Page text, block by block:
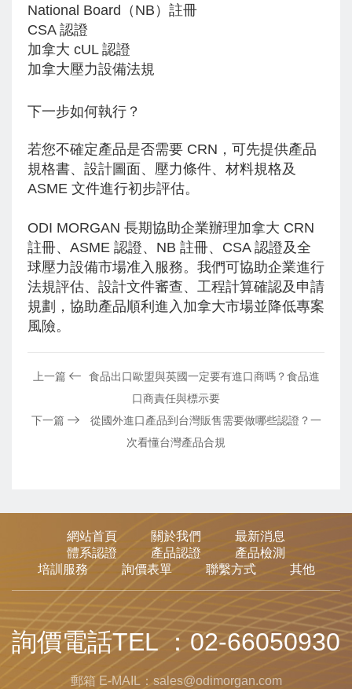
National Board（NB）註冊
CSA 認證
加拿大 cUL 認證
加拿大壓力設備法規
下一步如何執行？
若您不確定產品是否需要 CRN，可先提供產品
規格書、設計圖面、壓力條件、材料規格及
ASME 文件進行初步評估。
ODI MORGAN 長期協助企業辦理加拿大 CRN
註冊、ASME 認證、NB 註冊、CSA 認證及全
球壓力設備市場准入服務。我們可協助企業進行
法規評估、設計文件審查、工程計算確認及申請
規劃，協助產品順利進入加拿大市場並降低專案
風險。
上一篇
​食品出口歐盟與英國一定要有進口商嗎？食品進
口商責任與標示要
下一篇
從國外進口產品到台灣販售需要做哪些認證？一
次看懂台灣產品合規
網站首頁 關於我們
最新消息
體系認證
產品認證
產品檢測
培訓服務
詢價表單 聯繫方式 其他
詢價電話TEL ：02-66050930
郵箱 E-MAIL：sales@odimorgan.com